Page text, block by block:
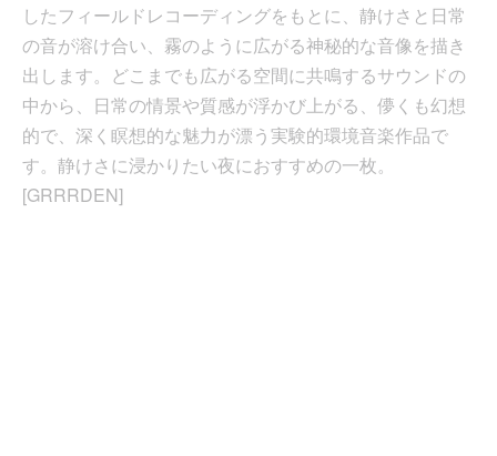
したフィールドレコーディングをもとに、静けさと日常
の音が溶け合い、霧のように広がる神秘的な音像を描き
出します。どこまでも広がる空間に共鳴するサウンドの
中から、日常の情景や質感が浮かび上がる、儚くも幻想
的で、深く瞑想的な魅力が漂う実験的環境音楽作品で
す。静けさに浸かりたい夜におすすめの一枚。
[GRRRDEN]